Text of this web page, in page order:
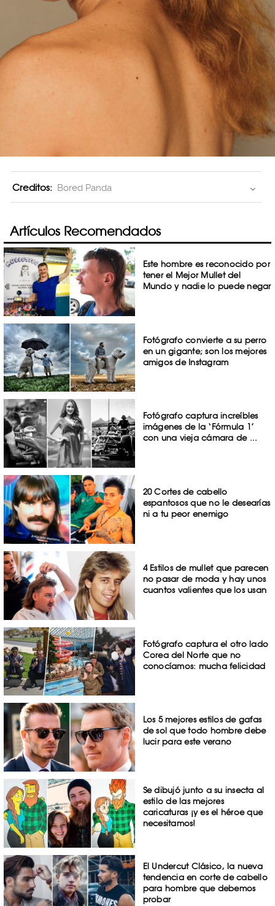
Creditos: Bored Panda
Artículos Recomendados
Este hombre es reconocido por
tener el Mejor Mullet del
Mundo y nadie lo puede negar
Fotógrafo convierte a su perro
en un gigante; son los mejores
amigos de Instagram
Fotógrafo captura increíbles
imágenes de la ‘Fórmula 1’
con una vieja cámara de ...
20 Cortes de cabello
espantosos que no le desearías
ni a tu peor enemigo
4 Estilos de mullet que parecen
no pasar de moda y hay unos
cuantos valientes que los usan
Fotógrafo captura el otro lado
Corea del Norte que no
conocíamos: mucha felicidad
Los 5 mejores estilos de gafas
de sol que todo hombre debe
lucir para este verano
Se dibujó junto a su insecta al
estilo de las mejores
caricaturas ¡y es el héroe que
necesitamos!
El Undercut Clásico, la nueva
tendencia en corte de cabello
para hombre que debemos
probar